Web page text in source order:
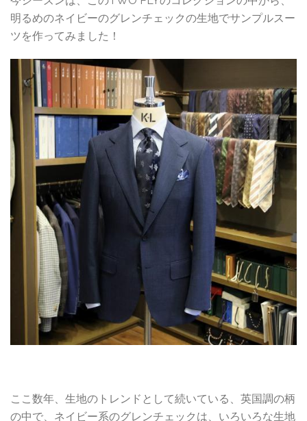
明るめのネイビーのグレンチェックの生地でサンプルスー
ツを作ってみました！
ここ数年、生地のトレンドとして続いている、英国調の柄
の中で、ネイビー系のグレンチェックは、いろいろな生地